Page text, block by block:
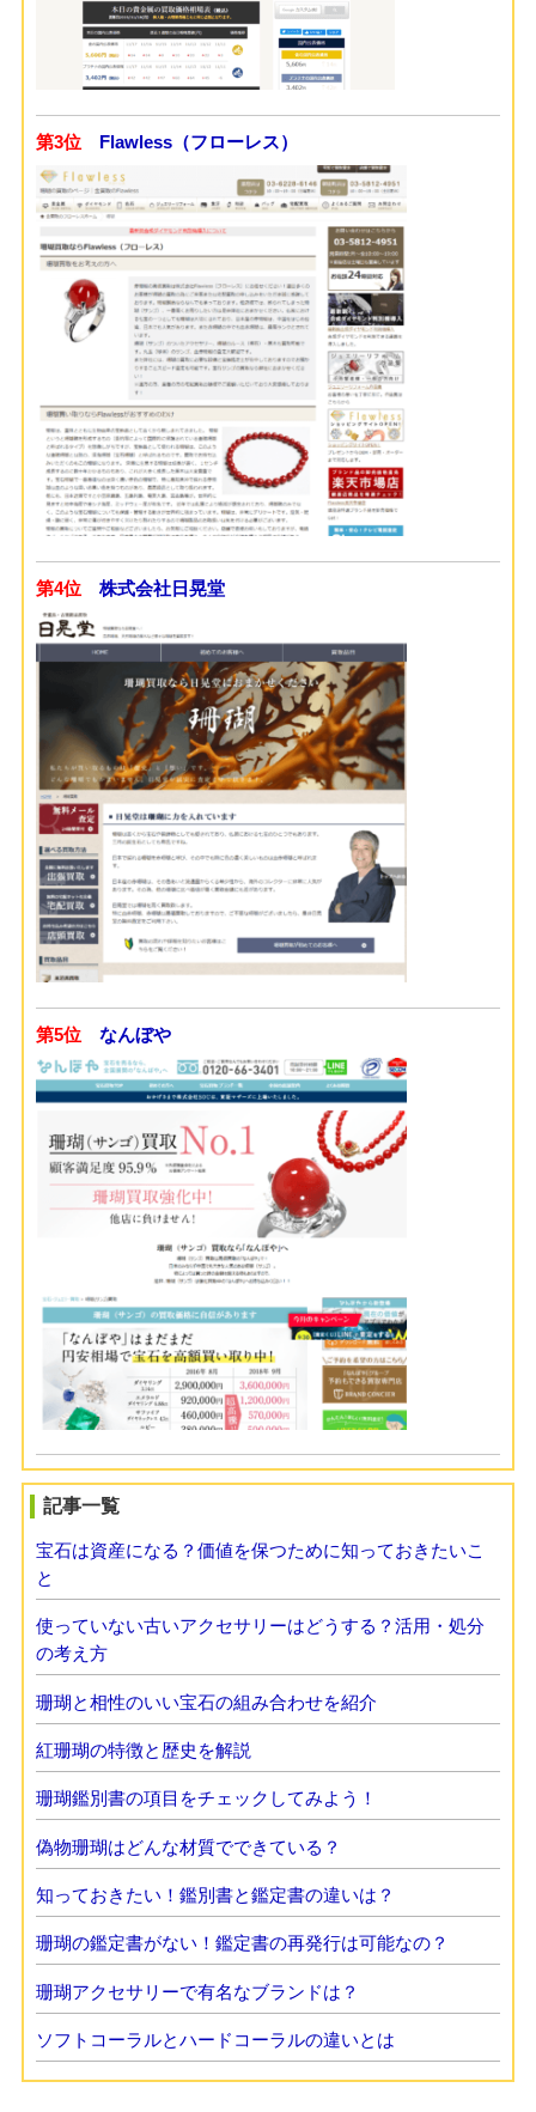
第3位 Flawless（フローレス）
第4位 株式会社日晃堂
第5位 なんぼや
記事一覧
宝石は資産になる？価値を保つために知っておきたいこ
と
使っていない古いアクセサリーはどうする？活用・処分
の考え方
珊瑚と相性のいい宝石の組み合わせを紹介
紅珊瑚の特徴と歴史を解説
珊瑚鑑別書の項目をチェックしてみよう！
偽物珊瑚はどんな材質でできている？
知っておきたい！鑑別書と鑑定書の違いは？
珊瑚の鑑定書がない！鑑定書の再発行は可能なの？
珊瑚アクセサリーで有名なブランドは？
ソフトコーラルとハードコーラルの違いとは